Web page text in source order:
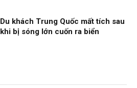
Du khách Trung Quốc mất tích sau
khi bị sóng lớn cuốn ra biển